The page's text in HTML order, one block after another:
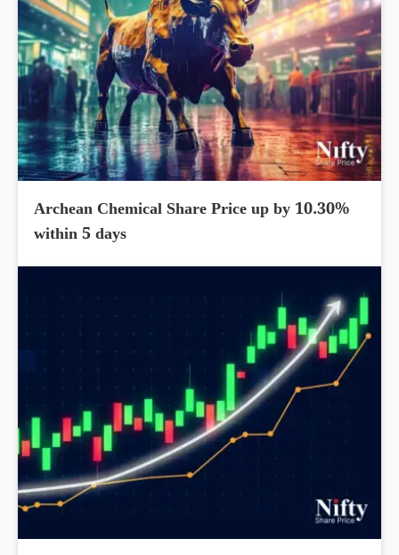
Archean Chemical Share Price up by 10.30%
within 5 days